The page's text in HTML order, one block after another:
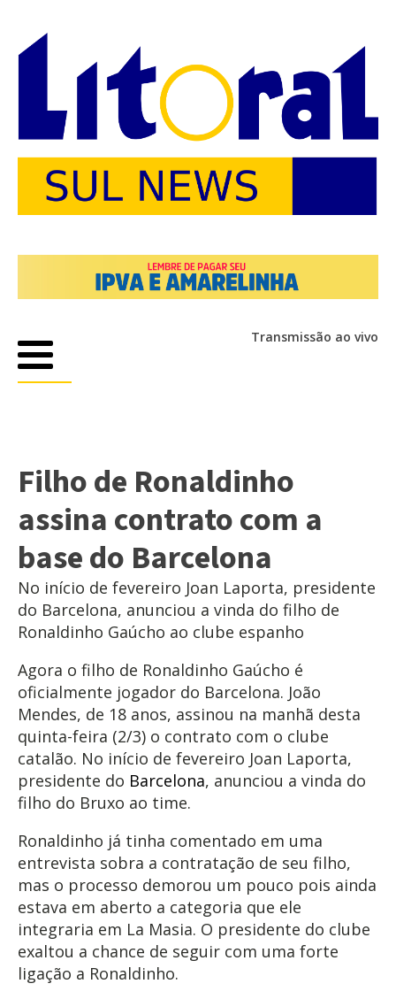
Transmissão ao vivo
Filho de Ronaldinho
assina contrato com a
base do Barcelona
No início de fevereiro Joan Laporta, presidente
do Barcelona, anunciou a vinda do filho de
Ronaldinho Gaúcho ao clube espanho
Agora o filho de Ronaldinho Gaúcho é
oficialmente jogador do Barcelona. João
Mendes, de 18 anos, assinou na manhã desta
quinta-feira (2/3) o contrato com o clube
catalão. No início de fevereiro Joan Laporta,
presidente do Barcelona, anunciou a vinda do
filho do Bruxo ao time.
Ronaldinho já tinha comentado em uma
entrevista sobra a contratação de seu filho,
mas o processo demorou um pouco pois ainda
estava em aberto a categoria que ele
integraria em La Masia. O presidente do clube
exaltou a chance de seguir com uma forte
ligação a Ronaldinho.